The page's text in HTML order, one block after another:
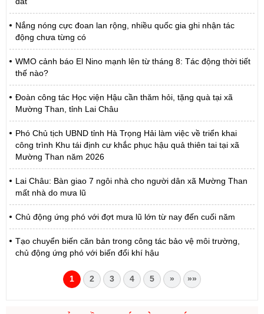
Nắng nóng cực đoan lan rộng, nhiều quốc gia ghi nhận tác
động chưa từng có
WMO cảnh báo El Nino mạnh lên từ tháng 8: Tác động thời tiết
thế nào?
Đoàn công tác Học viện Hậu cần thăm hỏi, tặng quà tại xã
Mường Than, tỉnh Lai Châu
Phó Chủ tịch UBND tỉnh Hà Trọng Hải làm việc về triển khai
công trình Khu tái định cư khắc phục hậu quả thiên tai tại xã
Mường Than năm 2026
Lai Châu: Bàn giao 7 ngôi nhà cho người dân xã Mường Than
mất nhà do mưa lũ
Chủ động ứng phó với đợt mưa lũ lớn từ nay đến cuối năm
Tạo chuyển biến căn bản trong công tác bảo vệ môi trường,
chủ động ứng phó với biến đổi khí hậu
1 2 3 4 5 » »»